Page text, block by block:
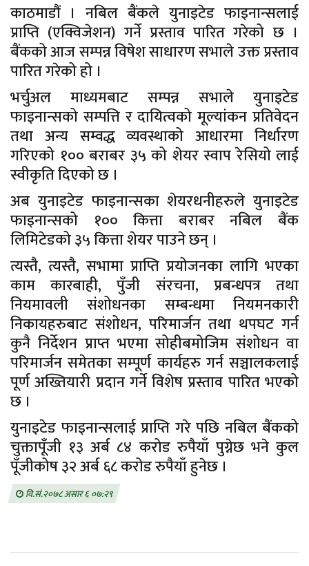
काठमाडौं । नबिल बैंकले युनाइटेड फाइनान्सलाई
प्राप्ति (एक्विजेशन) गर्ने प्रस्ताव पारित गरेको छ ।
बैंकको आज सम्पन्न विषेश साधारण सभाले उक्त प्रस्ताव
पारित गरेको हो ।
भर्चुअल माध्यमबाट सम्पन्न सभाले युनाइटेड
फाइनान्सको सम्पत्ति र दायित्वको मूल्यांकन प्रतिवेदन
तथा अन्य सम्वद्ध व्यवस्थाको आधारमा निर्धारण
गरिएको १०० बराबर ३५ को शेयर स्वाप रेसियो लाई
स्वीकृति दिएको छ ।
अब युनाइटेड फाइनान्सका शेयरधनीहरुले युनाइटेड
फाइनान्सको १०० कित्ता बराबर नबिल बैंक
लिमिटेडको ३५ कित्ता शेयर पाउने छन् ।
त्यस्तै, त्यस्तै, सभामा प्राप्ति प्रयोजनका लागि भएका
काम कारबाही, पुँजी संरचना, प्रबन्धपत्र तथा
नियमावली संशोधनका सम्बन्धमा नियमनकारी
निकायहरुबाट संशोधन, परिमार्जन तथा थपघट गर्न
कुनै निर्देशन प्राप्त भएमा सोहीबमोजिम संशोधन वा
परिमार्जन समेतका सम्पूर्ण कार्यहरु गर्न सञ्चालकलाई
पूर्ण अख्तियारी प्रदान गर्ने विशेष प्रस्ताव पारित भएको
छ ।
युनाइटेड फाइनान्सलाई प्राप्ति गरे पछि नबिल बैंकको
चुक्तापूँजी १३ अर्ब ८४ करोड रुपैयाँ पुग्नेछ भने कुल
पूँजीकोष ३२ अर्ब ६८ करोड रुपैयाँ हुनेछ ।
वि.सं.२०७८ असार ६ ०७:२९